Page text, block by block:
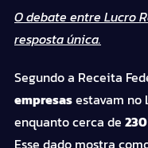
O debate entre Lucro
resposta única.
Segundo a Receita
empresasestavam no
enquanto cerca de
Esse dado mostra